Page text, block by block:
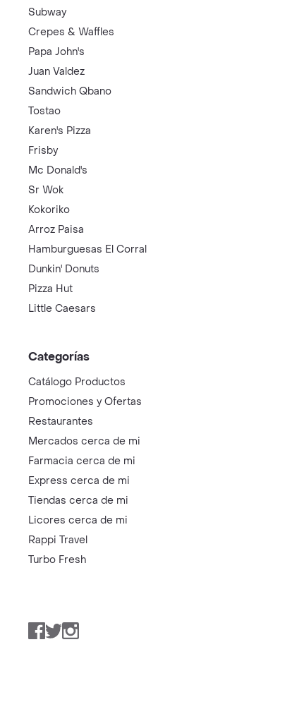
Subway
Crepes & Waffles
Papa John's
Juan Valdez
Sandwich Qbano
Tostao
Karen's Pizza
Frisby
Mc Donald's
Sr Wok
Kokoriko
Arroz Paisa
Hamburguesas El Corral
Dunkin' Donuts
Pizza Hut
Little Caesars
Categorías
Catálogo Productos
Promociones y Ofertas
Restaurantes
Mercados cerca de mi
Farmacia cerca de mi
Express cerca de mi
Tiendas cerca de mi
Licores cerca de mi
Rappi Travel
Turbo Fresh
Facebook
TwitterInstagram